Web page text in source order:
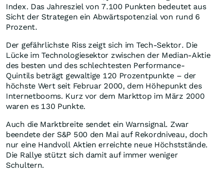
Index. Das Jahresziel von 7.100 Punkten bedeutet aus
Sicht der Strategen ein Abwärtspotenzial von rund 6
Prozent.
Der gefährlichste Riss zeigt sich im Tech-Sektor. Die
Lücke im Technologiesektor zwischen der Median-Aktie
des besten und des schlechtesten Performance-
Quintils beträgt gewaltige 120 Prozentpunkte – der
höchste Wert seit Februar 2000, dem Höhepunkt des
Internetbooms. Kurz vor dem Markttop im März 2000
waren es 130 Punkte.
Auch die Marktbreite sendet ein Warnsignal. Zwar
beendete der S&P 500 den Mai auf Rekordniveau, doch
nur eine Handvoll Aktien erreichte neue Höchststände.
Die Rallye stützt sich damit auf immer weniger
Schultern.